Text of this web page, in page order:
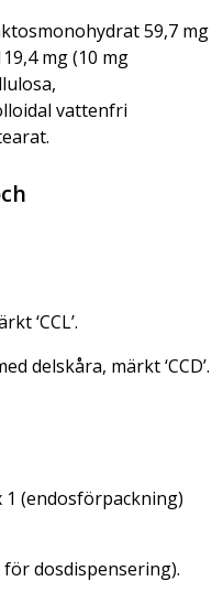
59,7 mg
mg (10 mg
vattenfri
‘CCL’.
delskåra, märkt ‘CCD’.
1 (endosförpackning)
dosdispensering).